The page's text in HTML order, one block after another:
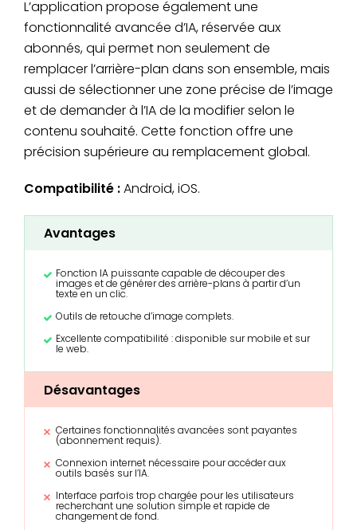
L’application propose également une
fonctionnalité avancée d’IA, réservée aux
abonnés, qui permet non seulement de
remplacer l’arrière-plan dans son ensemble, mais
aussi de sélectionner une zone précise de l’image
et de demander à l’IA de la modifier selon le
contenu souhaité. Cette fonction offre une
précision supérieure au remplacement global.
Compatibilité :Android, iOS.
Avantages
Fonction IA puissante capable de découper des
images et de générer des arrière-plans à partir d’un
texte en un clic.
Outils de retouche d’image complets.
Excellente compatibilité : disponible sur mobile et sur
le web.
Désavantages
Certaines fonctionnalités avancées sont payantes
(abonnement requis).
Connexion internet nécessaire pour accéder aux
outils basés sur l’IA.
Interface parfois trop chargée pour les utilisateurs
recherchant une solution simple et rapide de
changement de fond.